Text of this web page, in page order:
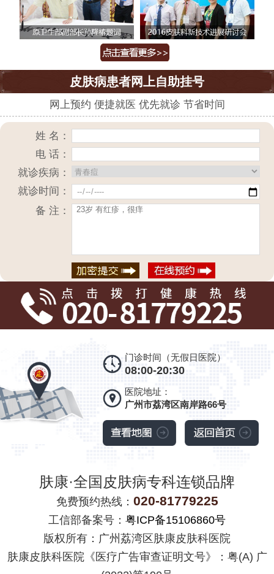
皮肤病患者网上自助挂号
网上预约 便捷就医 优先就诊 节省时间
姓 名：
电 话：
就诊疾病：
就诊时间：
备 注：
门诊时间（无假日医院）
08:00-20:30
医院地址：
广州市荔湾区南岸路66号
肤康·全国皮肤病专科连锁品牌
免费预约热线： 020-81779225
工信部备案号： 粤ICP备15106860号
版权所有：广州荔湾区肤康皮肤科医院
肤康皮肤科医院《医疗广告审查证明文号》：粤(A) 广